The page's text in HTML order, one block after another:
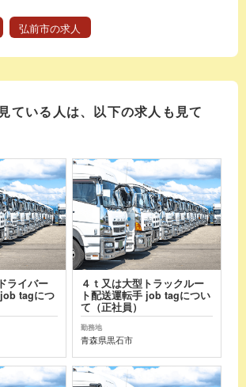
弘前市の求人
ている人は、以下の求人も見て
ライバー
tagにつ
４ｔ又は大型トラックルー
ト配送運転手 job tagについ
て（正社員）
勤務地
青森県黒石市